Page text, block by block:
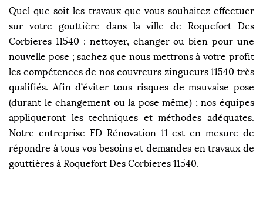
Quel que soit les travaux que vous souhaitez effectuer
sur votre gouttière dans la ville de Roquefort Des
Corbieres 11540 : nettoyer, changer ou bien pour une
nouvelle pose ; sachez que nous mettrons à votre profit
les compétences de nos couvreurs zingueurs 11540 très
qualifiés. Afin d’éviter tous risques de mauvaise pose
(durant le changement ou la pose même) ; nos équipes
appliqueront les techniques et méthodes adéquates.
Notre entreprise FD Rénovation 11 est en mesure de
répondre à tous vos besoins et demandes en travaux de
gouttières à Roquefort Des Corbieres 11540.